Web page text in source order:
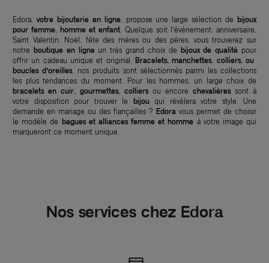
Edora, votre bijouterie en ligne, propose une large sélection de bijoux
pour femme, homme et enfant. Quelque soit l’événement, anniversaire,
Saint Valentin, Noël, fête des mères ou des pères, vous trouverez sur
notre boutique en ligneun très grand choix de bijoux de qualité pour
offrir un cadeau unique et original. Bracelets, manchettes, colliers, ou
boucles d’oreilles, nos produits sont sélectionnés parmi les collections
les plus tendances du moment. Pour les hommes, un large choix de
bracelets en cuir, gourmettes, colliersou encore chevalièressont à
votre disposition pour trouver le
bijouqui révèlera votre style. Une
demande en mariage ou des fiançailles ? Edora vous permet de choisir
le modèle de bagues et alliances femme et homme à votre image qui
marqueront ce moment unique.
Nos services chez Edora